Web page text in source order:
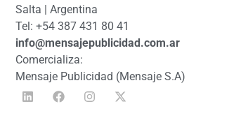
Salta | Argentina
Tel: +54 387 431 80 41
info@mensajepublicidad.com.ar
Comercializa:
Mensaje Publicidad (Mensaje S.A)